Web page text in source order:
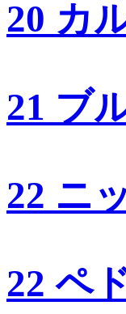
20 カ
21 ブ
22 ニ
22 ペ